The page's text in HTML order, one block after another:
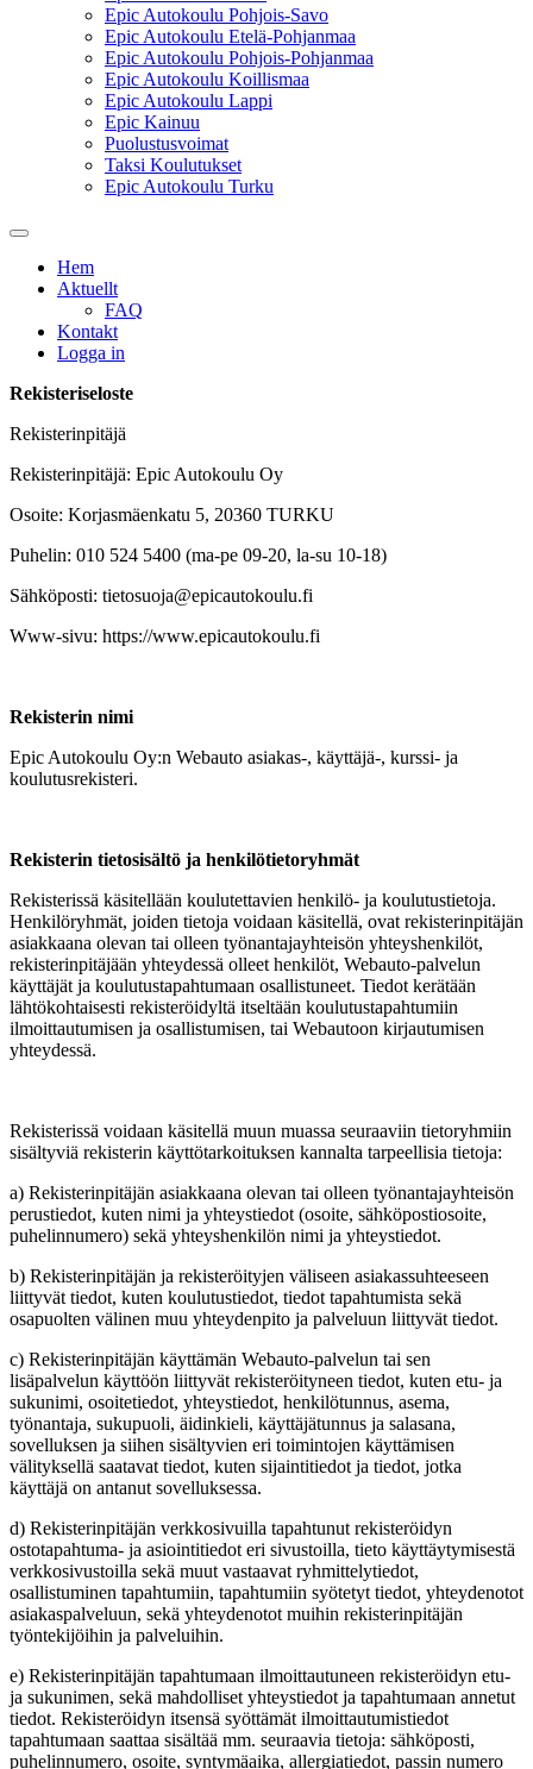
Epic Autokoulu Pohjois-Savo
Epic Autokoulu Etelä-Pohjanmaa
Epic Autokoulu Pohjois-Pohjanmaa
Epic Autokoulu Koillismaa
Epic Autokoulu Lappi
Epic Kainuu
Puolustusvoimat
Taksi Koulutukset
Epic Autokoulu Turku
Hem
Aktuellt
FAQ
Kontakt
Logga in
Rekisteriseloste
Rekisterinpitäjä
Rekisterinpitäjä: Epic Autokoulu Oy
Osoite: Korjasmäenkatu 5, 20360 TURKU
Puhelin: 010 524 5400 (ma-pe 09-20, la-su 10-18)
Sähköposti: tietosuoja@epicautokoulu.fi
Www-sivu: https://www.epicautokoulu.fi
Rekisterin nimi
Epic Autokoulu Oy:n Webauto asiakas-, käyttäjä-, kurssi- ja
koulutusrekisteri.
Rekisterin tietosisältö ja henkilötietoryhmät
Rekisterissä käsitellään koulutettavien henkilö- ja koulutustietoja.
Henkilöryhmät, joiden tietoja voidaan käsitellä, ovat rekisterinpitäjän
asiakkaana olevan tai olleen työnantajayhteisön yhteyshenkilöt,
rekisterinpitäjään yhteydessä olleet henkilöt, Webauto-palvelun
käyttäjät ja koulutustapahtumaan osallistuneet. Tiedot kerätään
lähtökohtaisesti rekisteröidyltä itseltään koulutustapahtumiin
ilmoittautumisen ja osallistumisen, tai Webautoon kirjautumisen
yhteydessä.
Rekisterissä voidaan käsitellä muun muassa seuraaviin tietoryhmiin
sisältyviä rekisterin käyttötarkoituksen kannalta tarpeellisia tietoja:
a) Rekisterinpitäjän asiakkaana olevan tai olleen työnantajayhteisön
perustiedot, kuten nimi ja yhteystiedot (osoite, sähköpostiosoite,
puhelinnumero) sekä yhteyshenkilön nimi ja yhteystiedot.
b) Rekisterinpitäjän ja rekisteröityjen väliseen asiakassuhteeseen
liittyvät tiedot, kuten koulutustiedot, tiedot tapahtumista sekä
osapuolten välinen muu yhteydenpito ja palveluun liittyvät tiedot.
c) Rekisterinpitäjän käyttämän Webauto-palvelun tai sen
lisäpalvelun käyttöön liittyvät rekisteröityneen tiedot, kuten etu- ja
sukunimi, osoitetiedot, yhteystiedot, henkilötunnus, asema,
työnantaja, sukupuoli, äidinkieli, käyttäjätunnus ja salasana,
sovelluksen ja siihen sisältyvien eri toimintojen käyttämisen
välityksellä saatavat tiedot, kuten sijaintitiedot ja tiedot, jotka
käyttäjä on antanut sovelluksessa.
d) Rekisterinpitäjän verkkosivuilla tapahtunut rekisteröidyn
ostotapahtuma- ja asiointitiedot eri sivustoilla, tieto käyttäytymisestä
verkkosivustoilla sekä muut vastaavat ryhmittelytiedot,
osallistuminen tapahtumiin, tapahtumiin syötetyt tiedot, yhteydenotot
asiakaspalveluun, sekä yhteydenotot muihin rekisterinpitäjän
työntekijöihin ja palveluihin.
e) Rekisterinpitäjän tapahtumaan ilmoittautuneen rekisteröidyn etu-
ja sukunimen, sekä mahdolliset yhteystiedot ja tapahtumaan annetut
tiedot. Rekisteröidyn itsensä syöttämät ilmoittautumistiedot
tapahtumaan saattaa sisältää mm. seuraavia tietoja: sähköposti,
puhelinnumero, osoite, syntymäaika, allergiatiedot, passin numero